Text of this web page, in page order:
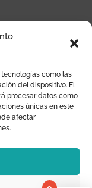
como las
del dispositivo. El
procesar datos como
únicas en este
afectar